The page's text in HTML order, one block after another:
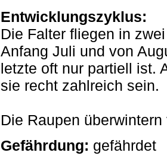
Entwicklungszyklus:
Die Falter fliegen in
Anfang Juli und von
letzte oft nur partiell ist.
sie recht zahlreich sein.
Die Raupen
Gefährdung: gefährdet